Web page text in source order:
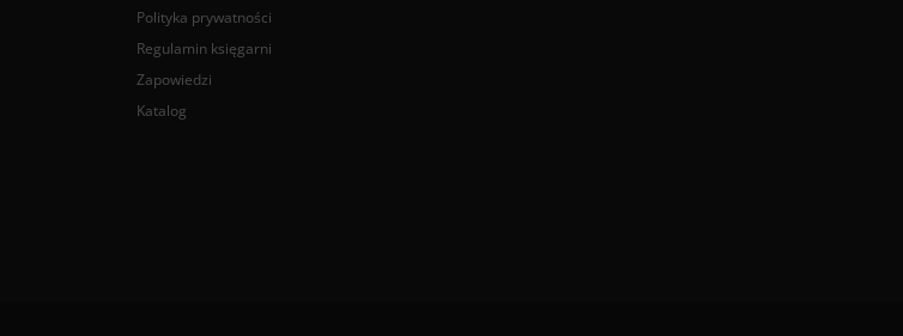
Polityka prywatności
Regulamin księgarni
Zapowiedzi
Katalog